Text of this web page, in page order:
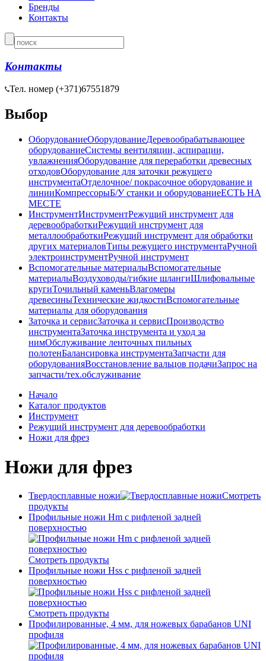
Бренды
Контакты
Контакты
Тел. номер (+371)67551879
Выбор
ОборудованиеОборудованиеДеревообрабатывающее
оборудованиеСистемы вентиляции, аспирации,
увлажненияОборудование для переработки древесных
отходовОборудование для заточки режущего
инструментаОтделочное/ покрасочное оборудование и
линииКомпрессорыБ/У станки и оборудованиеЕСТЬ НА
МЕСТЕ
ИнструментИнструментРежущий инструмент для
деревообработкиРежущий инструмент для
металлообработкиРежущий инструмент для обработки
других материаловТипы режущего инструментаРучной
электроинструментРучной инструмент
Вспомогательные материалыВспомогательные
материалыВоздуховоды/гибкие шлангиШлифовальные
кругиТочильный каменьВлагомеры
древесиныТехнические жидкостиВспомогательные
материалы для оборудования
Заточка и сервисЗаточка и сервисПроизводство
инструментаЗаточка инструмента и уход за
нимОбслуживание ленточных пильных
полотенБалансировка инструментаЗапчасти для
оборудованияВосстановление вальцов подачиЗапрос на
запчасти/тех.обслуживание
Начало
Каталог продуктов
Инструмент
Режущий инструмент для деревообработки
Ножи для фрез
Ножи для фрез
Твердосплавные ножи
Смотреть
продукты
Профильные ножи Hm с рифленой задней
поверхностью
Смотреть продукты
Профильные ножи Hss с рифленой задней
поверхностью
Смотреть продукты
Профилированные, 4 мм, для ножевых барабанов UNI
профиля